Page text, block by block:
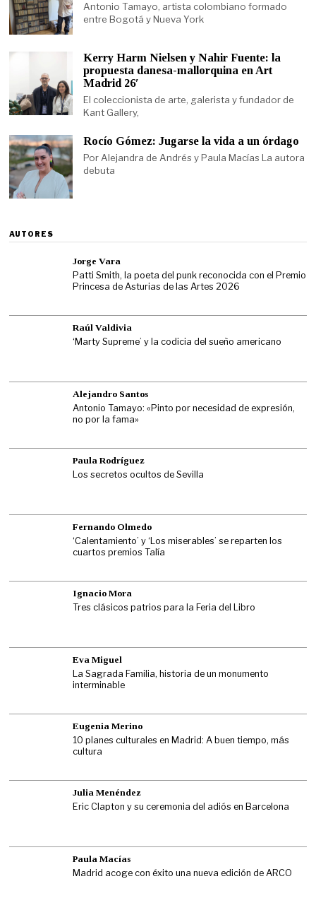
Antonio Tamayo, artista colombiano formado
entre Bogotá y Nueva York
Kerry Harm Nielsen y Nahir Fuente: la
propuesta danesa-mallorquina en Art
Madrid 26′
El coleccionista de arte, galerista y fundador de
Kant Gallery,
Rocío Gómez: Jugarse la vida a un órdago
Por Alejandra de Andrés y Paula Macías La autora
debuta
AUTORES
Jorge Vara
Patti Smith, la poeta del punk reconocida con el Premio
Princesa de Asturias de las Artes 2026
Raúl Valdivia
‘Marty Supreme’ y la codicia del sueño americano
Alejandro Santos
Antonio Tamayo: «Pinto por necesidad de expresión,
no por la fama»
Paula Rodríguez
Los secretos ocultos de Sevilla
Fernando Olmedo
‘Calentamiento’ y ‘Los miserables’ se reparten los
cuartos premios Talía
Ignacio Mora
Tres clásicos patrios para la Feria del Libro
Eva Miguel
La Sagrada Familia, historia de un monumento
interminable
Eugenia Merino
10 planes culturales en Madrid: A buen tiempo, más
cultura
Julia Menéndez
Eric Clapton y su ceremonia del adiós en Barcelona
Paula Macías
Madrid acoge con éxito una nueva edición de ARCO